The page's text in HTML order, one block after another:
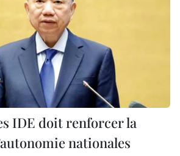
IDE doit renforcer la
nationales